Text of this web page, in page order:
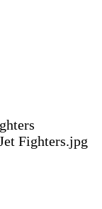
Fighters.jpg